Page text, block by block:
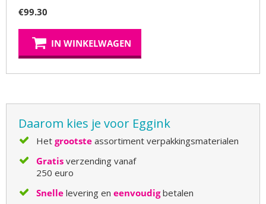
€99.30
IN WINKELWAGEN
Daarom kies je voor Eggink
Het grootste assortiment verpakkingsmaterialen
Gratis verzending vanaf
250 euro
Snelle levering en eenvoudigbetalen